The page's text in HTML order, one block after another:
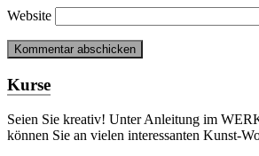
Website
Kurse
Seien Sie kreativ! Unter Anleitung im
können Sie an vielen interessanten Kunst-